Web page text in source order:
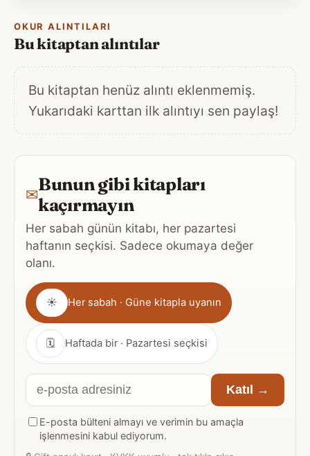
OKUR ALINTILARI
Bu kitaptan alıntılar
Bu kitaptan henüz alıntı eklenmemiş.
Yukarıdaki karttan ilk alıntıyı sen paylaş!
✉Bunun gibi kitapları
kaçırmayın
Her sabah günün kitabı, her pazartesi
haftanın seçkisi. Sadece okumaya değer
olanı.
Gönderim
sıklığı
☀ Her sabah · Güne kitapla uyanın
🗓 Haftada bir · Pazartesi seçkisi
E-
posta
adresiniz
Katıl →
E-posta bülteni almayı ve verimin bu amaçla
işlenmesini kabul ediyorum.